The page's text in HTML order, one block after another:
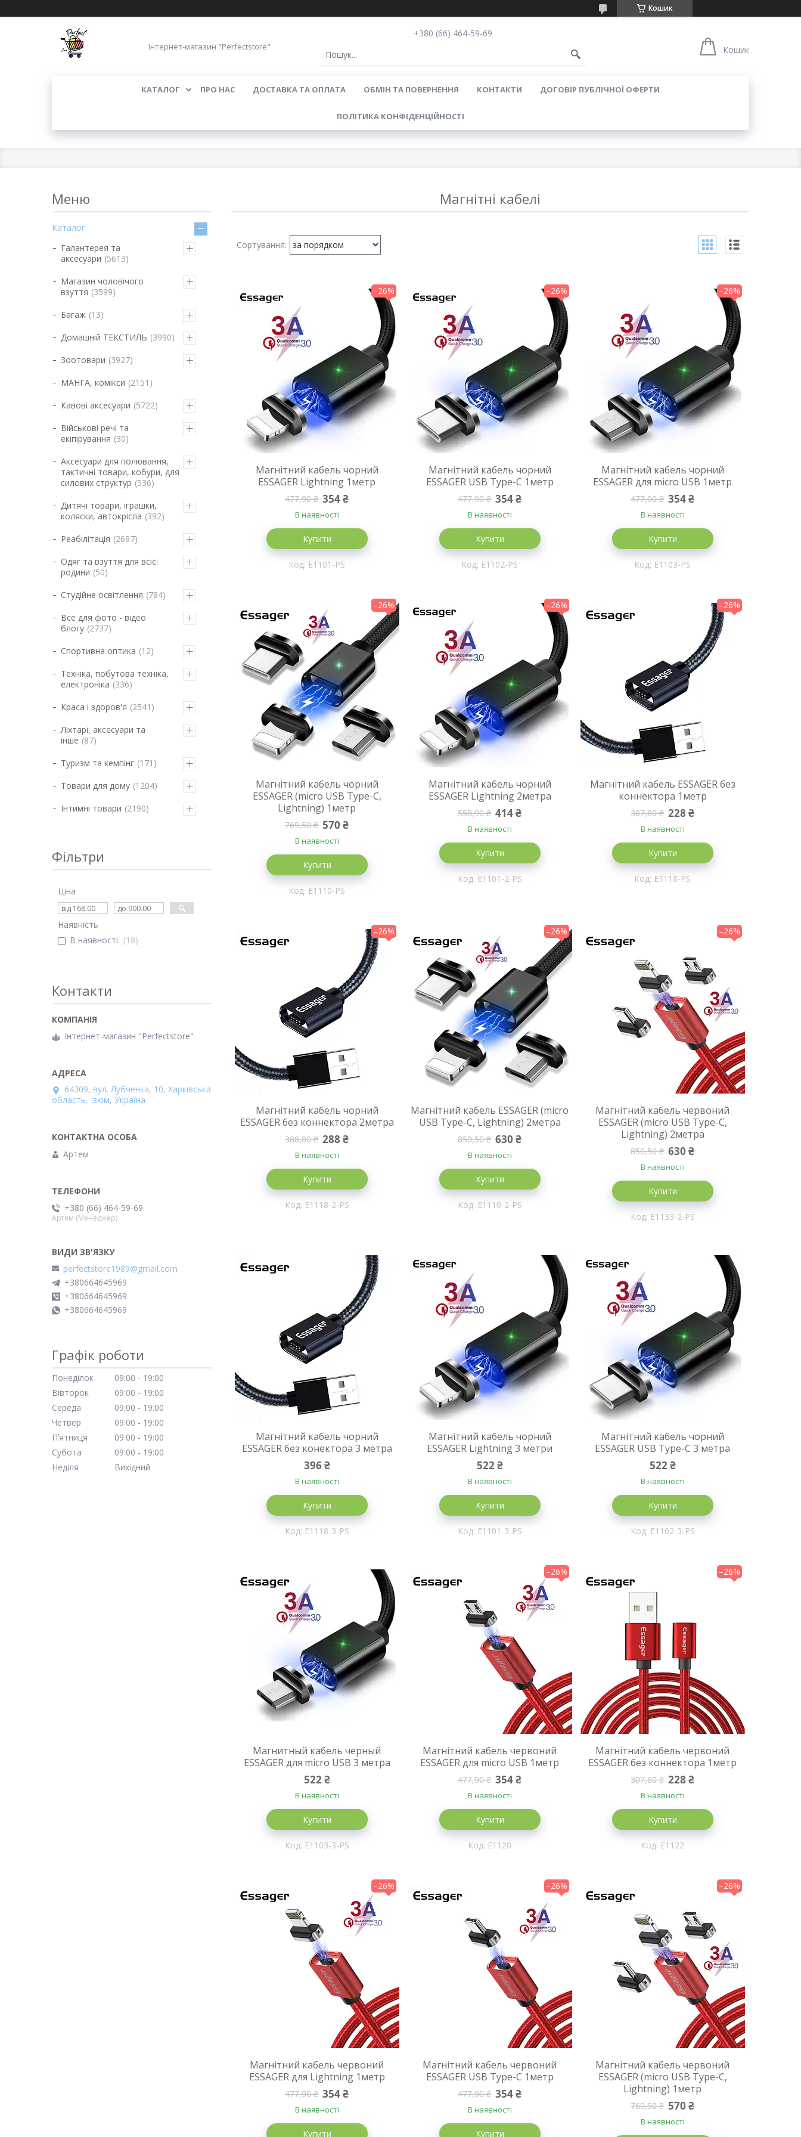
Кошик
Інтернет-магазин "Perfectstore"
+380 (66) 464-59-69
Кошик
КАТАЛОГ ПРО НАС ДОСТАВКА ТА ОПЛАТА ОБМІН ТА ПОВЕРНЕННЯ КОНТАКТИ ДОГОВІР ПУБЛІЧНОЇ ОФЕРТИ
ПОЛІТИКА КОНФІДЕНЦІЙНОСТІ
Магнітні кабелі
–26%
Магнітний кабель чорний
ESSAGER Lightning 1метр
477,90 ₴ 354 ₴
В наявності
Купити
E1101-PS
–26%
Магнітний кабель чорний
ESSAGER USB Type-C 1метр
477,90 ₴ 354 ₴
В наявності
Купити
E1102-PS
–26%
Магнітний кабель чорний
ESSAGER для micro USB 1метр
477,90 ₴ 354 ₴
В наявності
Купити
E1103-PS
–26%
Магнітний кабель чорний
ESSAGER (micro USB Type-C,
Lightning) 1метр
769,50 ₴ 570 ₴
В наявності
Купити
E1110-PS
–26%
Магнітний кабель чорний
ESSAGER Lightning 2метра
558,90 ₴ 414 ₴
В наявності
Купити
E1101-2-PS
–26%
Магнітний кабель ESSAGER без
коннектора 1метр
307,80 ₴ 228 ₴
В наявності
Купити
E1118-PS
–26%
Магнітний кабель чорний
ESSAGER без коннектора 2метра
388,80 ₴ 288 ₴
В наявності
Купити
E1118-2-PS
–26%
Магнітний кабель ESSAGER (micro
USB Type-C, Lightning) 2метра
850,50 ₴ 630 ₴
В наявності
Купити
E1110-2-PS
–26%
Магнітний кабель червоний
ESSAGER (micro USB Type-C,
Lightning) 2метра
850,50 ₴ 630 ₴
В наявності
Купити
E1133-2-PS
Магнітний кабель чорний
ESSAGER без конектора 3 метра
396 ₴
В наявності
Купити
E1118-3-PS
Магнітний кабель чорний
ESSAGER Lightning 3 метри
522 ₴
В наявності
Купити
E1101-3-PS
Магнітний кабель чорний
ESSAGER USB Type-C 3 метра
522 ₴
В наявності
Купити
E1102-3-PS
Магнитный кабель черный
ESSAGER для micro USB 3 метра
522 ₴
В наявності
Купити
E1103-3-PS
–26%
Магнітний кабель червоний
ESSAGER для micro USB 1метр
477,90 ₴ 354 ₴
В наявності
Купити
E1120
–26%
Магнітний кабель червоний
ESSAGER без коннектора 1метр
307,80 ₴ 228 ₴
В наявності
Купити
E1122
–26%
Магнітний кабель червоний
ESSAGER для Lightning 1метр
477,90 ₴ 354 ₴
В наявності
Купити
–26%
Магнітний кабель червоний
ESSAGER USB Type-C 1метр
477,90 ₴ 354 ₴
В наявності
Купити
–26%
Магнітний кабель червоний
ESSAGER (micro USB Type-C,
Lightning) 1метр
769,50 ₴ 570 ₴
В наявності
Каталог
Галантерея та
аксесуари 5613
Магазин чоловічого
взуття 3599
Багаж 13
Домашній ТЕКСТИЛЬ 3990
Зоотовари 3927
МАНГА, комікси 2151
Кавові аксесуари 5722
Військові речі та
екіпірування 30
Аксесуари для полювання,
тактичні товари, кобури, для
силових структур 536
Дитячі товари, іграшки,
коляски, автокрісла 392
Реабілітація 2697
Одяг та взуття для всієї
родини 50
Студійне освітлення 784
Все для фото - відео
блогу 2737
Спортивна оптика 12
Техніка, побутова техніка,
електроніка 336
Краса і здоров'я 2541
Ліхтарі, аксесуари та
інше 87
Туризм та кемпінг 171
Товари для дому 1204
Інтимні товари 2190
Фільтри
Ціна
Наявність
В наявності
18
Контакти
Інтернет-магазин "Perfectstore"
64309, вул. Лубченка, 10, Харківська
область, Ізюм, Україна
Артем
+380 (66) 464-59-69
Артем (Менеджер)
perfectstore1989@gmail.com
+380664645969
+380664645969
+380664645969
Графік роботи
Понеділок 09:00
19:00
Вівторок
09:00
19:00
Середа
09:00
19:00
Четвер
09:00
19:00
Пʼятниця
09:00
19:00
Субота
09:00
19:00
Неділя
Вихідний